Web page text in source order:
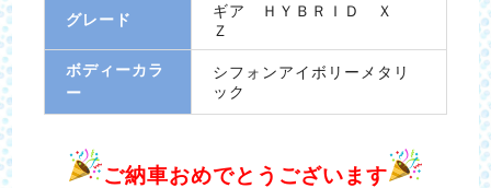
グレード
ギア ＨＹＢＲＩＤ Ｘ
Ｚ
ボディーカラ
ー
シフォンアイボリーメタリ
ック
ご納車おめでとうございます